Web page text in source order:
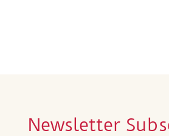
Newsletter